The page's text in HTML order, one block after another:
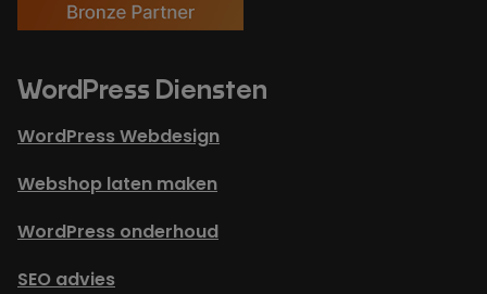
WordPress Diensten
WordPress Webdesign
Webshop laten maken
WordPress onderhoud
SEO advies